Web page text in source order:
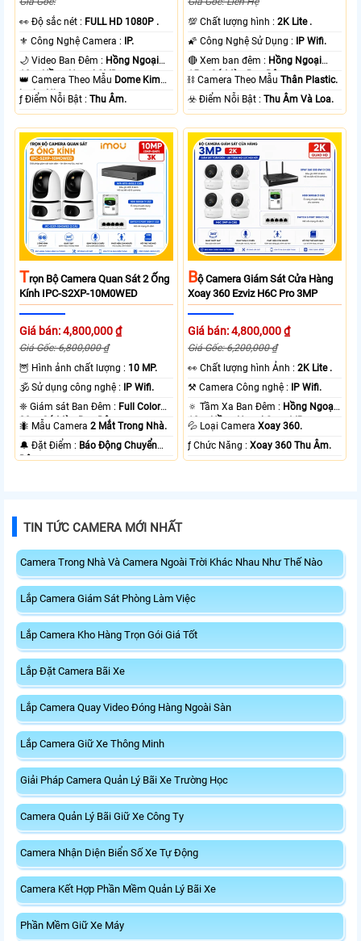
️👀 Độ sắc nét : FULL HD 1080P .
⚜️ Công Nghệ Camera :
IP.
🌙 Video Ban Đêm : Hồng Ngoại
10m Hồng Ngoại SMD.
👑 Camera Theo Mẫu Dome Kim
loại + Nhựa.
️ƒ Điểm Nỗi Bật :Thu Âm.
💯 Chất lượng hình :2K Lite .
🌠 Công Nghệ Sử Dụng :
IP Wifi.
🔴 Xem ban đêm : Hồng Ngoại
15m Có Màu Ban Ðêm.
⛓ Camera Theo MẫuThân Plastic.
️☣️ Điểm Nỗi Bật :Thu Âm Và Loa.
TRọn Bộ Camera Quan Sát 2 Ống
Kính IPC-S2XP-10M0WED
Giá bán: 4,800,000 ₫
Giá Gốc: 6,800,000 ₫
🦉 Hình ảnh chất lượng : 10 MP.
🕉️ Sử dụng công nghệ :
IP Wifi.
❈ Giám sát Ban Đêm : Full Color
20m Có Màu Ban Ðêm.
🐜 Mẫu Camera2 Mắt Trong Nhà.
️🔔 Đặt Điểm : Báo Động Chuyển
Động.
BỘ Camera Giám Sát Cửa Hàng
Xoay 360 Ezviz H6C Pro 3MP
Giá bán: 4,800,000 ₫
Giá Gốc: 6,200,000 ₫
️👀 Chất lượng hình Ảnh :2K Lite .
⚒ Camera Công nghệ :
IP Wifi.
🔅 Tầm Xa Ban Đêm : Hồng Ngoại
10m Hồng Ngoại Smart IR.
💦 Loại CameraXoay 360.
️ƒ Chức Năng :Xoay 360 Thu Âm.
TIN TỨC CAMERA MỚI NHẤT
Camera Trong Nhà Và Camera Ngoài Trời Khác Nhau Như Thế Nào
Lắp Camera Giám Sát Phòng Làm Việc
Lắp Camera Kho Hàng Trọn Gói Giá Tốt
Lắp Đặt Camera Bãi Xe
Lắp Camera Quay Video Đóng Hàng Ngoài Sàn
Lắp Camera Giữ Xe Thông Minh
Giải Pháp Camera Quản Lý Bãi Xe Trường Học
Camera Quản Lý Bãi Giữ Xe Công Ty
Camera Nhận Diện Biển Số Xe Tự Động
Camera Kết Hợp Phần Mềm Quản Lý Bãi Xe
Phần Mềm Giữ Xe Máy